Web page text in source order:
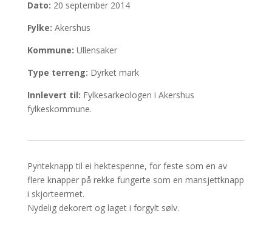
Dato: 20 september 2014
Fylke: Akershus
Kommune: Ullensaker
Type terreng: Dyrket mark
Innlevert til: Fylkesarkeologen i Akershus
fylkeskommune.
Pynteknapp til ei hektespenne, for feste som en av
flere knapper på rekke fungerte som en mansjettknapp
i skjorteermet.
Nydelig dekorert og laget i forgylt sølv.